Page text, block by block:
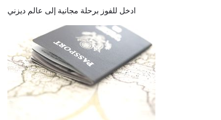
ادخل للفوز برحلة مجانية إلى عالم ديزني